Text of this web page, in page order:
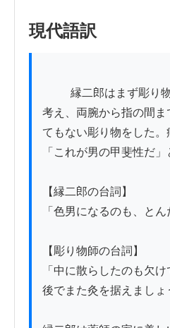
現代語訳
考え、両腕から指の間
てもない彫り物をした。
「これが男の甲斐性だ」
【縁二郎の台詞】
「色男になるのも、とん
【彫り物師の台詞】
「中に散らしたのも欠け
後でまた灸を据えましょ